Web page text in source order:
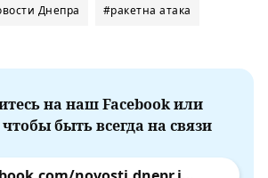
Днепра #ракетна атака
на наш Facebook или
быть всегда на связи